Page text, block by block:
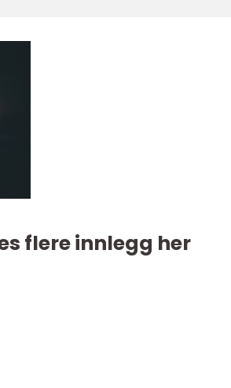
flere innlegg her